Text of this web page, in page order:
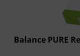
Balance PURE